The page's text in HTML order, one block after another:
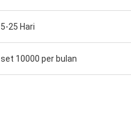
5-25 Hari
set 10000 per bulan